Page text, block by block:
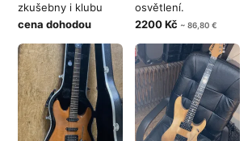
zkušebny i klubu
cena dohodou
osvětlení.
2200 Kč ~ 86,80 €